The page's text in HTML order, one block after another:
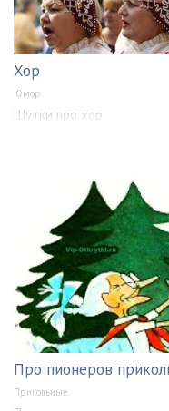
Хор
Юмор
Шутки про хор
Про пионеров
Прикольные